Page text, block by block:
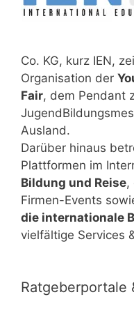
Co. KG, kurz IEN,
Organisation der
Fair, dem Pendant
Ausland.
Darüber hinaus
Plattformen im
Bildung und Reise,
Firmen-Events
die internationale
vielfältige Services
Ratgeberportale